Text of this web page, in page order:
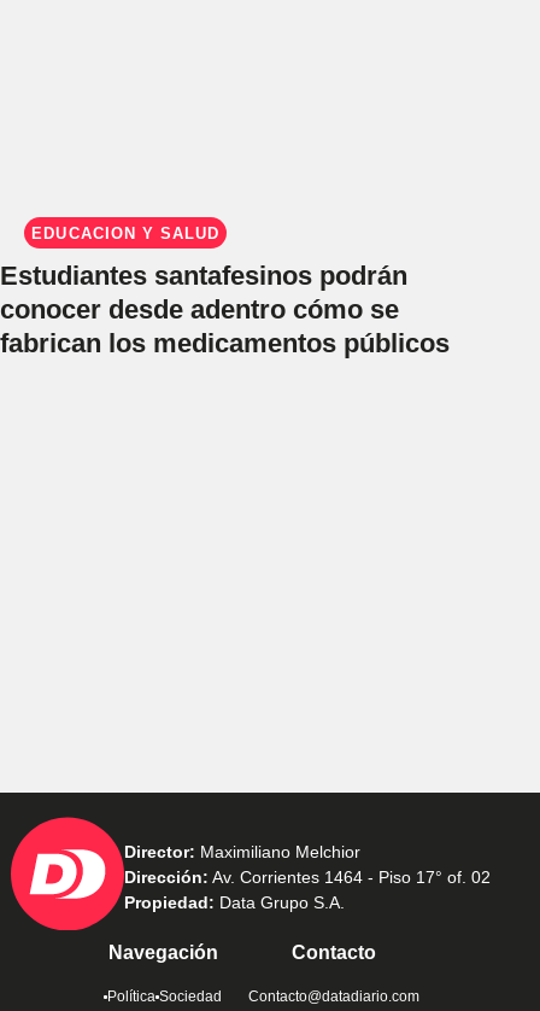
EDUCACIÓN Y SALUD
Estudiantes santafesinos podrán
conocer desde adentro cómo se
fabrican los medicamentos públicos
Director: Maximiliano Melchior
Dirección: Av. Corrientes 1464 - Piso 17° of. 02
Propiedad: Data Grupo S.A.
Navegación
Política Sociedad
Contacto
Contacto@datadiario.com